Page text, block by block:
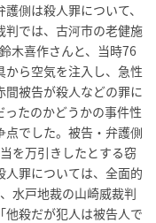
側は殺人罪について、
判では、古河市の老健施
木喜作さんと、当時76
ら空気を注入し、急性
被告が殺人などの罪に
たのかどうかの事件性
でした。被告・弁護側
を万引きしたとする窃
罪については、全面的
水戸地裁の山崎威裁判
殺だが犯人は被告人で